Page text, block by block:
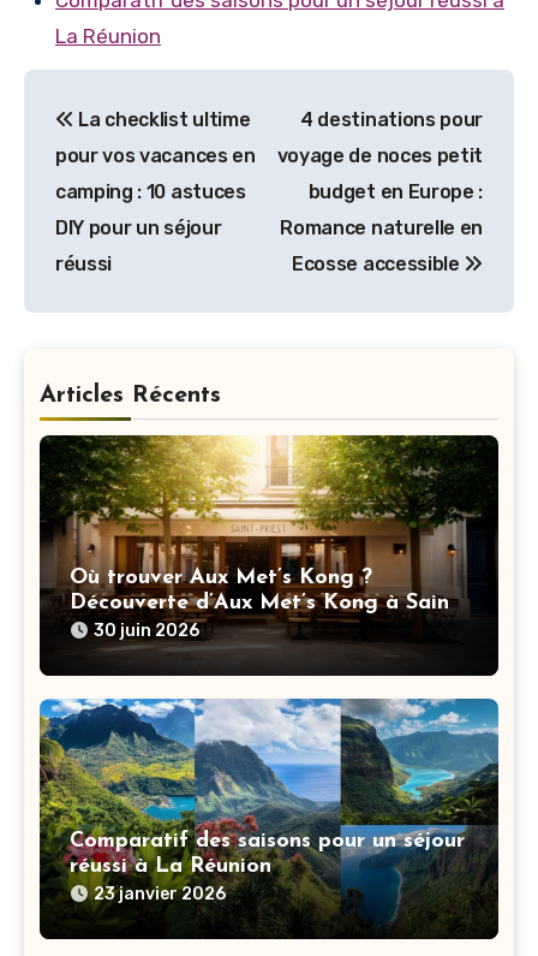
La Réunion
de
l’article
La checklist ultime
pour vos vacances en
camping : 10 astuces
DIY pour un séjour
réussi
4 destinations pour
voyage de noces petit
budget en Europe :
Romance naturelle en
Ecosse accessible
Articles Récents
Où trouver Aux Met’s Kong ?
Découverte d’Aux Met’s Kong à Saint-
Priest et itinéraire
30 juin 2026
Comparatif des saisons pour un séjour
réussi à La Réunion
23 janvier 2026